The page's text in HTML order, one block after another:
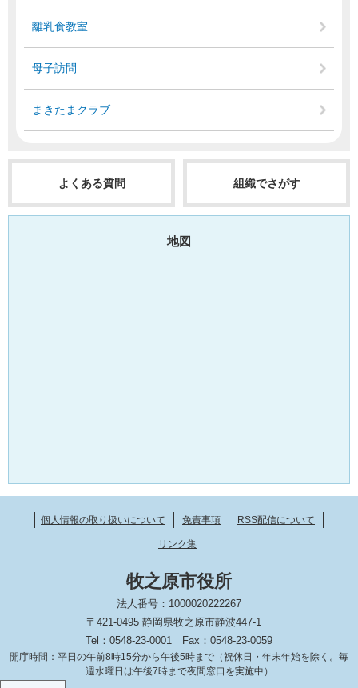
離乳食教室
母子訪問
まきたまクラブ
よくある質問 組織でさがす
地図
個人情報の取り扱いについて 免責事項 RSS配信について
リンク集
牧之原市役所
法人番号：1000020222267
〒421-0495 静岡県牧之原市静波447-1
Tel：0548-23-0001
Fax：0548-23-0059
開庁時間：平日の午前8時15分から午後5時まで（祝休日・年末年始を除く。毎
週水曜日は午後7時まで夜間窓口を実施中）